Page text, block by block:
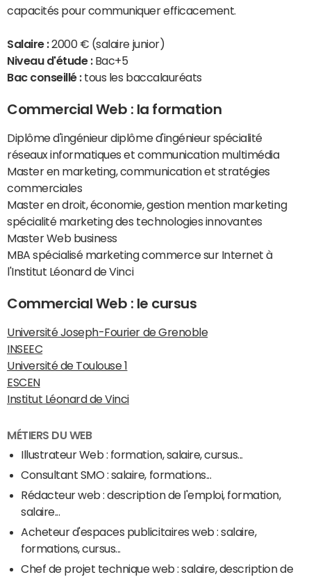
capacités pour communiquer efficacement.
Salaire :2000 € (salaire junior)
Niveau d'étude :Bac+5
Bac conseillé : tous les baccalauréats
Commercial Web : la formation
Diplôme d'ingénieur diplôme d'ingénieur spécialité
réseaux informatiques et communication multimédia
Master en marketing, communication et stratégies
commerciales
Master en droit, économie, gestion mention marketing
spécialité marketing des technologies innovantes
Master Web business
MBA spécialisé marketing commerce sur Internet à
l'Institut Léonard de Vinci
Commercial Web : le cursus
Université Joseph-Fourier de Grenoble
INSEEC
Université de Toulouse 1
ESCEN
Institut Léonard de Vinci
MÉTIERS DU WEB
Illustrateur Web : formation, salaire, cursus...
Consultant SMO : salaire, formations...
Rédacteur web : description de l'emploi, formation,
salaire...
Acheteur d'espaces publicitaires web : salaire,
formations, cursus...
Chef de projet technique web : salaire, description de